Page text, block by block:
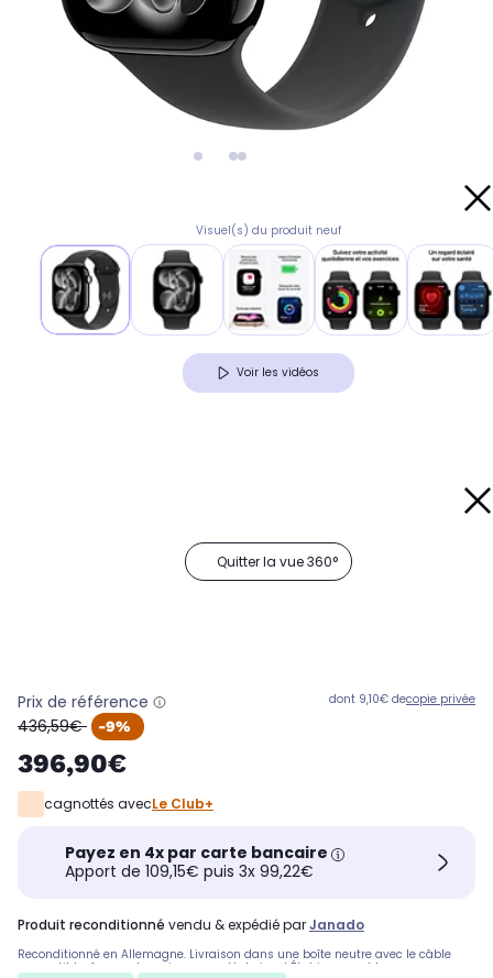
Visuel(s) du produit neuf
Voir les vidéos
Quitter la vue 360°
Prix de référence
oldPrice
436,59€ -9%
396,90€
dont 9,10€ decopie privée
cagnottés avecLe Club+
Payez en 4x par carte bancaire
Apport de 109,15€ puis 3x 99,22€
produit reconditionné vendu & expédié parJanado
Reconditionné en Allemagne. Livraison dans une boîte neutre avec le câble
compatible. Aucun choc ni rayure – état visuel État impeccable.